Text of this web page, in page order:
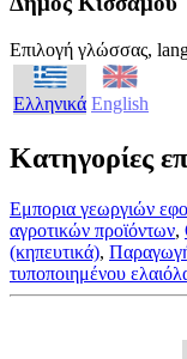
Επιλογή γλώσσας,
Ελληνικά English
Κατηγορίες
Eμπορια γεωργιών
αγροτικών προϊόντων,
(κηπευτικά),
τυποποιημένου